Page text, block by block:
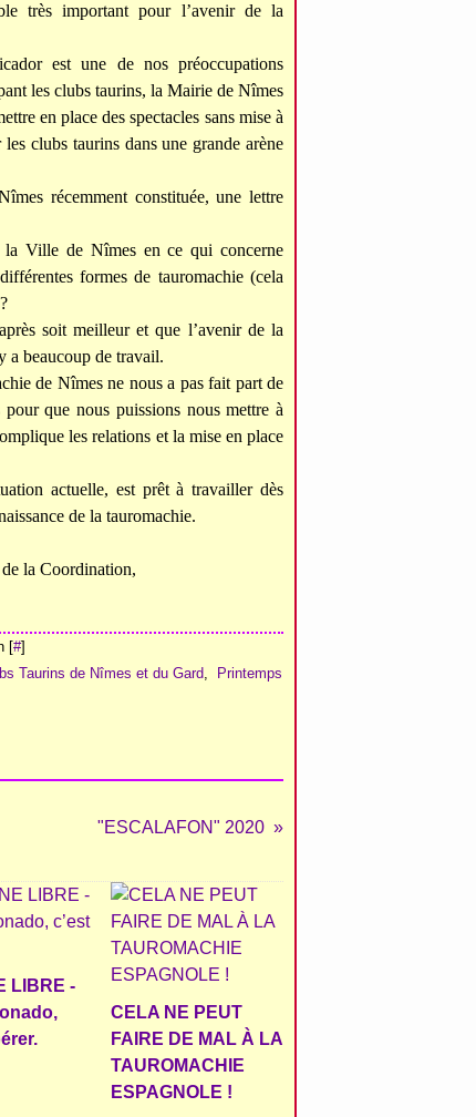
très important pour l’avenir de la
est une de nos préoccupations
les clubs taurins, la Mairie de Nîmes
en place des spectacles sans mise à
clubs taurins dans une grande arène
récemment constituée, une lettre
Ville de Nîmes en ce qui concerne
formes de tauromachie (cela
soit meilleur et que l’avenir de la
a beaucoup de travail.
de Nîmes ne nous a pas fait part de
que nous puissions nous mettre à
les relations et la mise en place
actuelle, est prêt à travailler dès
de la tauromachie.
de la Coordination,
[#]
Taurins de Nîmes et du Gard,
Printemps
"ESCALAFON" 2020
LIBRE -
CELA NE PEUT
FAIRE DE MAL À LA
TAUROMACHIE
ESPAGNOLE !